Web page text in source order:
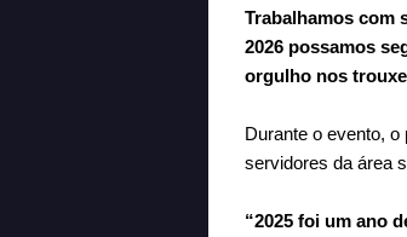
Trabalhamos com
2026 possamos
orgulho nos trouxe
Durante o evento, o
servidores da área
“2025 foi um ano